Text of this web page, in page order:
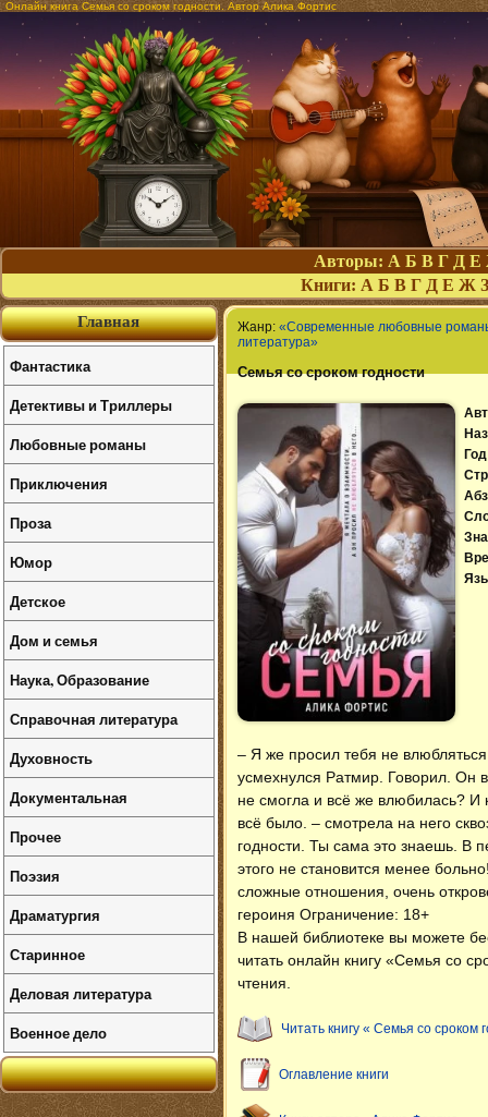
Онлайн книга Семья со сроком годности. Автор Алика Фортис
Авторы: А Б В Г Д Е
Книги: А Б В Г Д Е Ж З
Жанр: «Современные любовные
литература»
Семья со сроком годности
– Я же просил тебя не
усмехнулся Ратмир. Говорил. Он
не смогла и всё же влюбилась? И
всё было. – смотрела на него
годности. Ты сама это знаешь. В
этого не становится менее
сложные отношения, очень
героиня Ограничение: 18+
В нашей библиотеке вы можете
читать онлайн книгу «Семья со
чтения.
Читать книгу « Семья со сроком
Оглавление книги
Главная
Фантастика
Детективы и Триллеры
Любовные романы
Приключения
Проза
Юмор
Детское
Дом и семья
Наука, Образование
Справочная литература
Духовность
Документальная
Прочее
Поэзия
Драматургия
Старинное
Деловая литература
Военное дело